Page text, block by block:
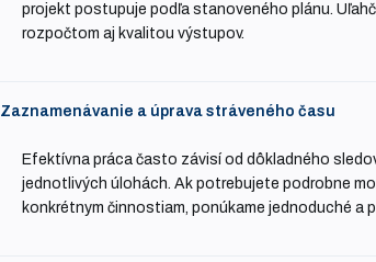
projekt postupuje podľa stanoveného plánu.
rozpočtom aj kvalitou výstupov.
Zaznamenávanie a úprava stráveného času
Efektívna práca často závisí od dôkladného
jednotlivých úlohách. Ak potrebujete podrobne
konkrétnym činnostiam, ponúkame jednoduché a